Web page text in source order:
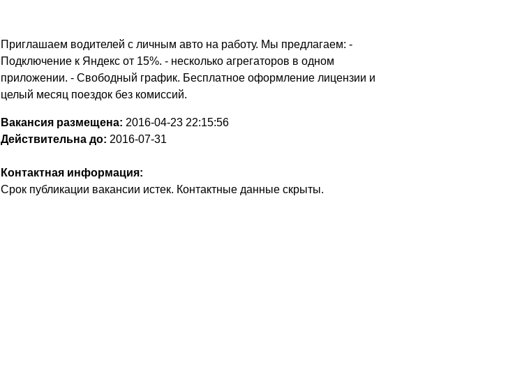
Приглашаем водителей с личным авто на работу. Мы предлагаем: -
Подключение к Яндекс от 15%. - несколько агрегаторов в одном
приложении. - Свободный график. Бесплатное оформление лицензии и
целый месяц поездок без комиссий.
Вакансия размещена: 2016-04-23 22:15:56
Действительна до: 2016-07-31
Контактная информация:
Срок публикации вакансии истек. Контактные данные скрыты.